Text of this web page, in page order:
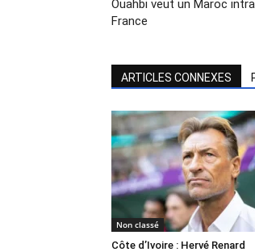
Ouahbi veut un Maroc
France
ARTICLES CONNEXES
Non classé
Côte d’Ivoire : Hervé Renard